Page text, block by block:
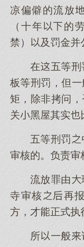
凉偏僻的流放
（十年的
禁）及罚金并
在五等刑
板等刑罚，但
矩，除非拷问
关黑屋其实
五等刑罚
审核的。负责审
流放罪由
寺审核再
方，才正式执
所一般